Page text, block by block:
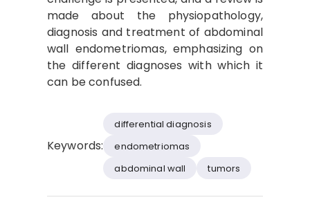
made about the physiopathology,
diagnosis and treatment of abdominal
wall endometriomas, emphasizing on
the different diagnoses with which it
can be confused.
Keywords:
differential diagnosis
endometriomas
abdominal wall
tumors